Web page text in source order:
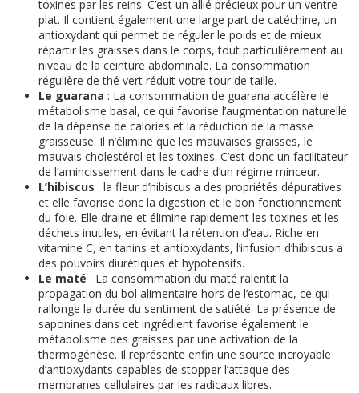
toxines par les reins. C’est un allié précieux pour un ventre
plat. Il contient également une large part de catéchine, un
antioxydant qui permet de réguler le poids et de mieux
répartir les graisses dans le corps, tout particulièrement au
niveau de la ceinture abdominale. La consommation
régulière de thé vert réduit votre tour de taille.
Le guarana : La consommation de guarana accélère le
métabolisme basal, ce qui favorise l’augmentation naturelle
de la dépense de calories et la réduction de la masse
graisseuse. Il n’élimine que les mauvaises graisses, le
mauvais cholestérol et les toxines. C’est donc un facilitateur
de l’amincissement dans le cadre d’un régime minceur.
L’hibiscus : la fleur d’hibiscus a des propriétés dépuratives
et elle favorise donc la digestion et le bon fonctionnement
du foie. Elle draine et élimine rapidement les toxines et les
déchets inutiles, en évitant la rétention d’eau. Riche en
vitamine C, en tanins et antioxydants, l’infusion d’hibiscus a
des pouvoirs diurétiques et hypotensifs.
Le maté : La consommation du maté ralentit la
propagation du bol alimentaire hors de l’estomac, ce qui
rallonge la durée du sentiment de satiété. La présence de
saponines dans cet ingrédient favorise également le
métabolisme des graisses par une activation de la
thermogénèse. Il représente enfin une source incroyable
d’antioxydants capables de stopper l’attaque des
membranes cellulaires par les radicaux libres.